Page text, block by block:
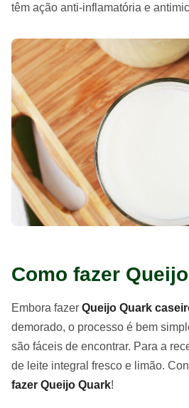
têm ação anti-inflamatória e
Como fazer
Embora fazer Queijo Quark
demorado, o processo é bem
são fáceis de encontrar. Para a
de leite integral fresco e limão.
fazer Queijo Quark!